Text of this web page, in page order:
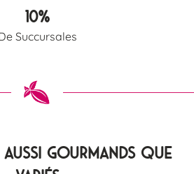
10%
Succursales
aussi gourmands que